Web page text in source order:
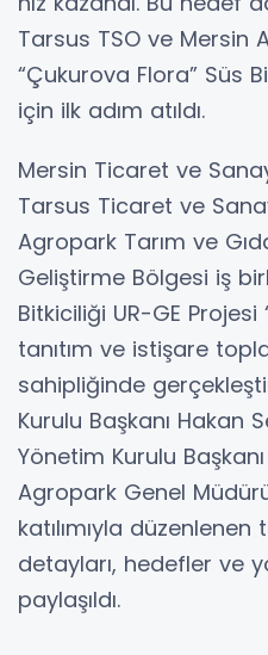
Tarsus TSO ve Mersin
“Çukurova Flora” Süs
için ilk adım atıldı.
Mersin Ticaret ve
Tarsus Ticaret ve
Agropark Tarım ve
Geliştirme Bölgesi iş
Bitkiciliği UR-GE
tanıtım ve istişare
sahipliğinde
Kurulu Başkanı Hakan
Yönetim Kurulu
Agropark Genel
katılımıyla
detayları, hedefler ve
paylaşıldı.